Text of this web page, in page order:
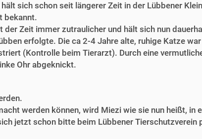
sich schon seit längerer Zeit in der Lübbener
bekannt.
Zeit immer zutraulicher und hält sich nun
erfolgte. Die ca 2-4 Jahre alte, ruhige Katze
(Kontrolle beim Tierarzt). Durch eine
Ohr abgeknickt.
werden können, wird Miezi wie sie nun heißt, in
jetzt schon bitte beim Lübbener Tierschutzverein